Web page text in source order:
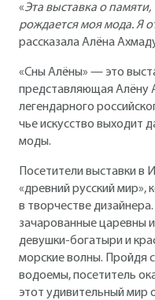
«Эта выставка о
рождается моя мода. Я
рассказала Алёна
«Сны Алёны» — это
представляющая Алёну
легендарного
чье искусство выходит
моды.
Посетители выставки в
«древний русский мир»,
в творчестве
зачарованные царевны
девушки-богатыри и
морские волны. Пройдя
водоемы, посетитель
этот удивительный мир